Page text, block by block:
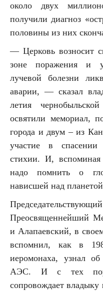
около двух
получили диагноз
половины из них
— Церковь возносит
зоне поражения и
лучевой болезни
аварии, — сказал
летия
освятили мемориал,
города и двум – из
участие в спасении
стихии. И,
надо помнить о
нависшей над
Преосвященнейший
и Алапаевский, в
вспомнил, как в
иеромонаха, узнал
АЭС. И с тех пор
сопровождает владыку